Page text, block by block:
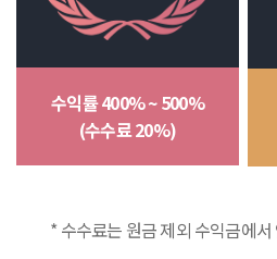
수익률 400% ~ 500%
(수수료 20%)
* 수수료는 원금 제외 수익금에